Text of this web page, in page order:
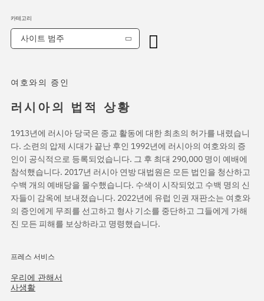
여호와의 증인
러시아의 법적 상황
1913년에 러시아 당국은 종교 활동에 대한 최초의 허가를 내렸습니
다. 소련의 압제 시대가 끝난 후인 1992년에 러시아의 여호와의 증
인이 공식적으로 등록되었습니다. 그 후 최대 290,000 명이 예배에
참석했습니다. 2017년 러시아 연방 대법원은 모든 법인을 청산하고
수백 개의 예배당을 몰수했습니다. 수색이 시작되었고 수백 명의 신
자들이 감옥에 보내졌습니다. 2022년에 유럽 인권 재판소는 여호와
의 증인에게 무죄를 선고하고 형사 기소를 중단하고 그들에게 가해
진 모든 피해를 보상하라고 명령했습니다.
프레스 서비스
우리에 관해서
사생활
카테고리
사이트 범주